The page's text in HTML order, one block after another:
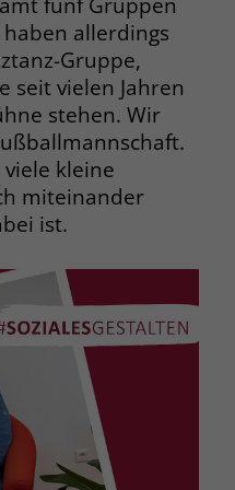
allerdings
Gruppe,
seit vielen Jahren
stehen. Wir
viele kleine
miteinander
ist.
geklickt wurde,
Erfolge wie z.B.
Kontaktanfragen der
werden können.
gesetzt, wenn ein
Klick auf eine Google
auf die Website gelangt.
darüber,
geklickt wurde,
wie z.B.
Kontaktanfragen der
werden können.